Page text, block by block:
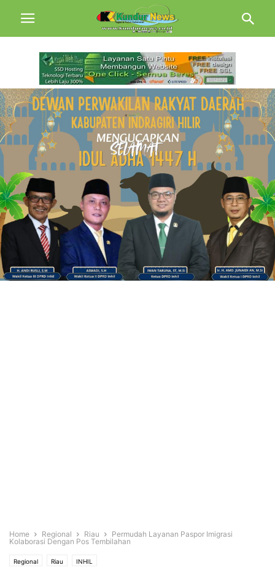
Home Regional Riau
Permudah Layanan Paspor Imigrasi
Kolaborasi Dengan Pos Tembilahan
Regional Riau INHIL